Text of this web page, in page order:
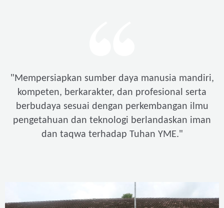
"Mempersiapkan sumber daya manusia mandiri,
kompeten, berkarakter, dan profesional serta
berbudaya sesuai dengan perkembangan ilmu
pengetahuan dan teknologi berlandaskan iman
dan taqwa terhadap Tuhan YME."